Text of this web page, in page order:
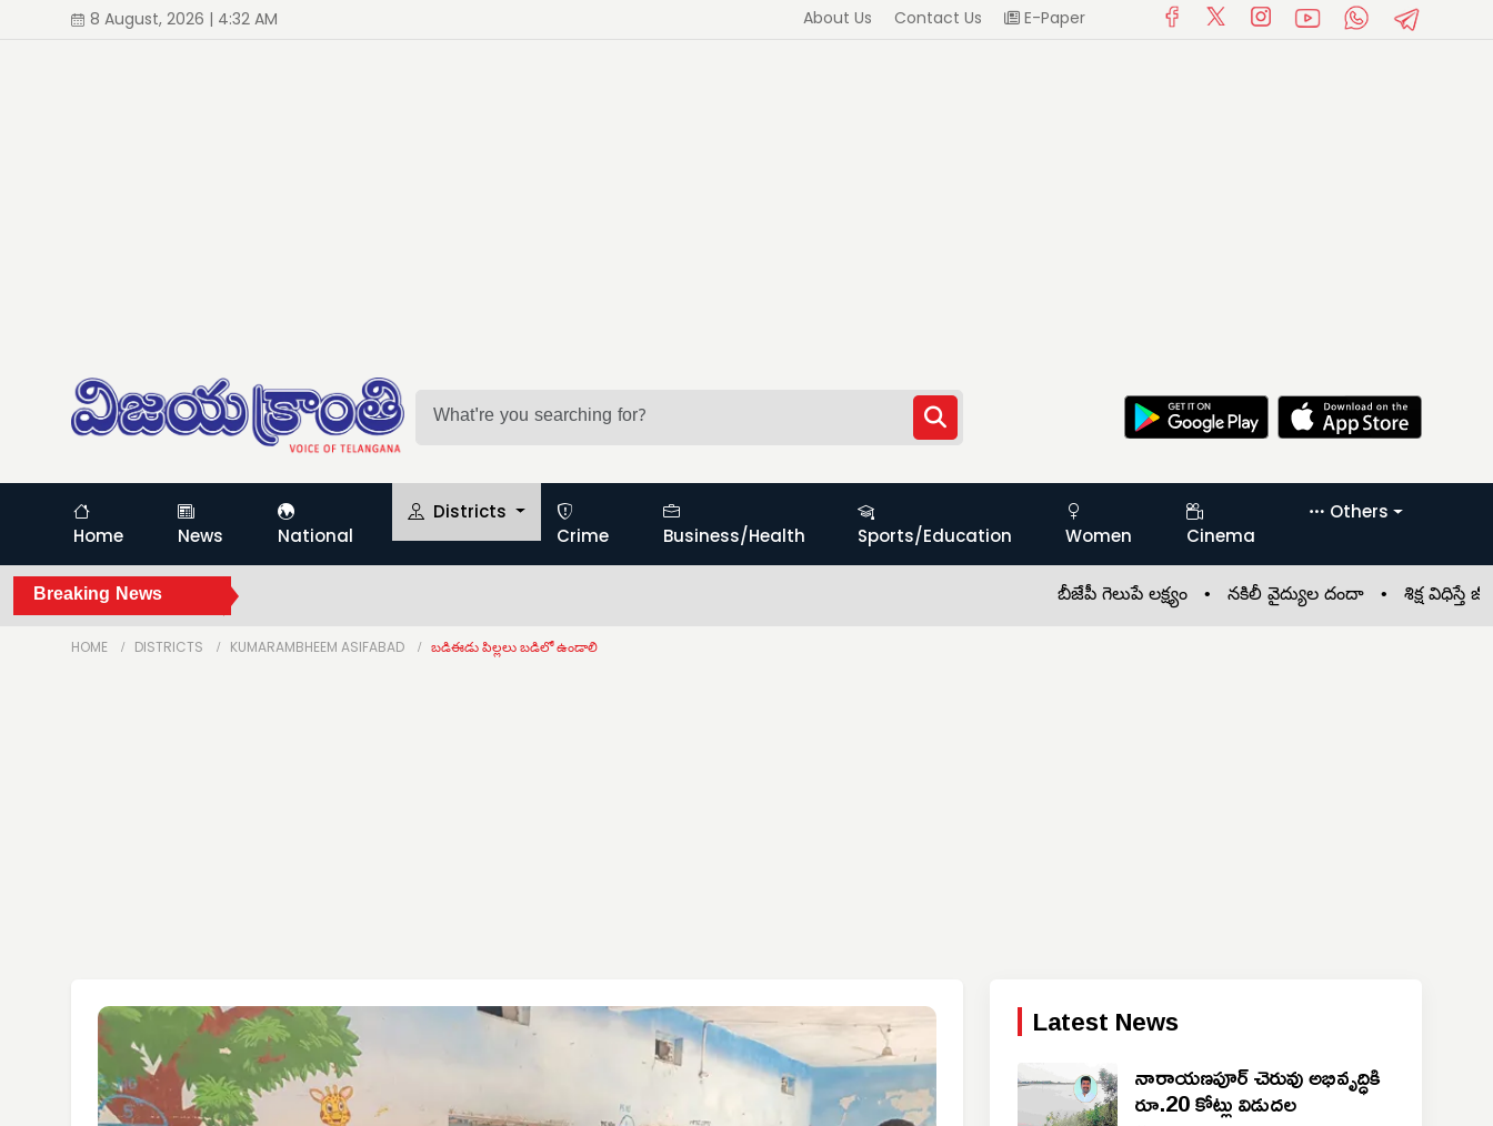
8 August, 2026 | 4:32 AM About Us Contact Us E-Paper
Home News National
Districts
Crime
Business/Health Sports/Education Women Cinema
Others
Breaking News బీజేపీ గెలుపే లక్ష్యం •నకిలీ వైద్యుల దందా •శిక్ష విధిస్తే
HOME DISTRICTS KUMARAMBHEEM ASIFABAD బడిఈడు పిల్లలు బడిలో ఉండాలి
Latest News
నారాయణపూర్ చెరువు అభివృద్ధికి
రూ.20 కోట్లు విడుదల